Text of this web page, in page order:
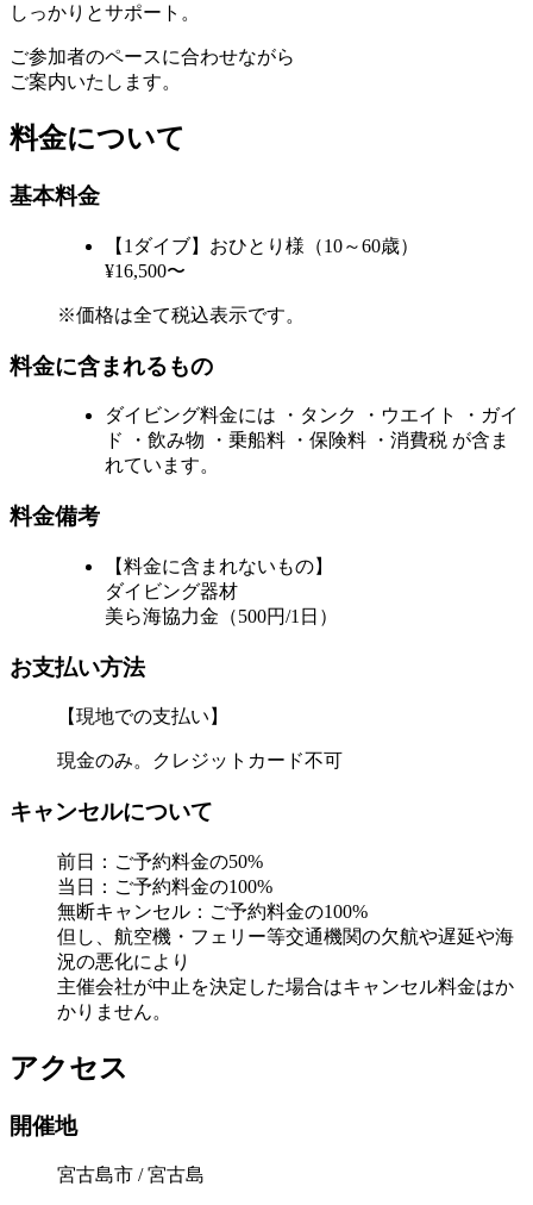
しっかりとサポート。
ご参加者のペースに合わせながら
ご案内いたします。
料金について
基本料金
【1ダイブ】おひとり様（10～60歳）
¥16,500〜
※価格は全て税込表示です。
料金に含まれるもの
ダイビング料金には ・タンク ・ウエイト ・ガイ
ド ・飲み物 ・乗船料 ・保険料 ・消費税 が含ま
れています。
料金備考
【料金に含まれないもの】
ダイビング器材
美ら海協力金（500円/1日）
お支払い方法
【現地での支払い】
現金のみ。クレジットカード不可
キャンセルについて
前日：ご予約料金の50%
当日：ご予約料金の100%
無断キャンセル：ご予約料金の100%
但し、航空機・フェリー等交通機関の欠航や遅延や海
況の悪化により
主催会社が中止を決定した場合はキャンセル料金はか
かりません。
アクセス
開催地
宮古島市 / 宮古島